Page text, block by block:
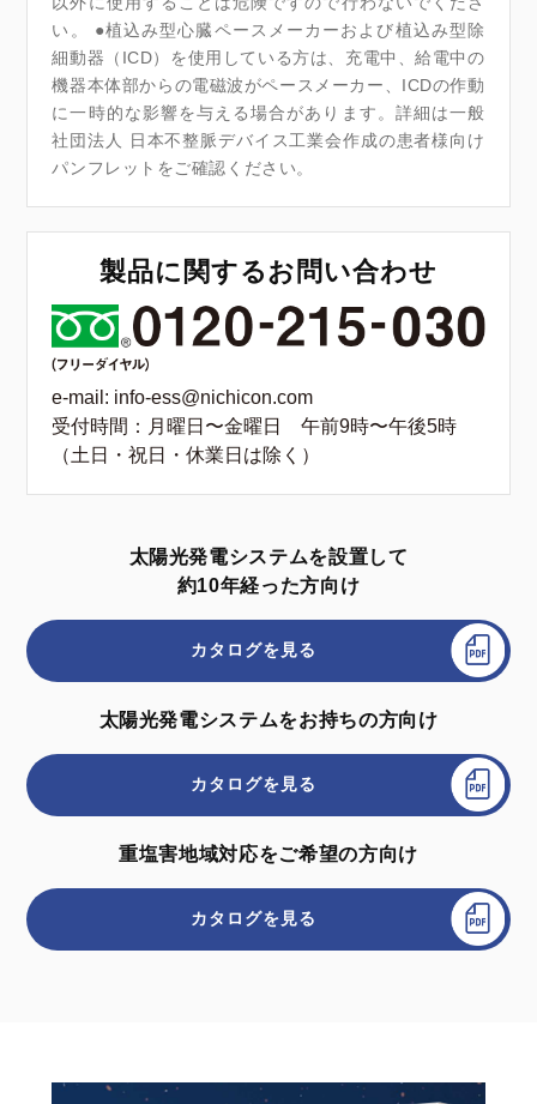
い。 ●植込み型心臓ペースメーカーおよび植込み型除
細動器（ICD）を使用している方は、充電中、給電中の
機器本体部からの電磁波がペースメーカー、ICDの作動
に一時的な影響を与える場合があります。詳細は一般
社団法人 日本不整脈デバイス工業会作成の患者様向け
パンフレットをご確認ください。
製品に関するお問い合わせ
e-mail: info-ess@nichicon.com
受付時間：月曜日〜金曜日 午前9時〜午後5時
（土日・祝日・休業日は除く）
太陽光発電システムを設置して
約10年経った方向け
カタログを見る
太陽光発電システムをお持ちの方向け
カタログを見る
重塩害地域対応をご希望の方向け
カタログを見る